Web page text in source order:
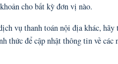
cho bất kỳ đơn vị nào.
vụ thanh toán nội địa khác,
thức để cập nhật thông tin về các